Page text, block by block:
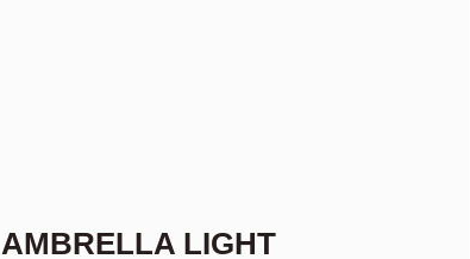
AMBRELLA LIGHT